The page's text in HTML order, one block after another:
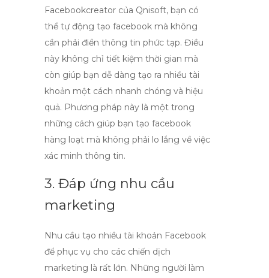
Facebookcreator của Qnisoft, bạn có
thể tự động tạo facebook mà không
cần phải điền thông tin phức tạp. Điều
này không chỉ tiết kiệm thời gian mà
còn giúp bạn dễ dàng tạo ra nhiều tài
khoản một cách nhanh chóng và hiệu
quả. Phương pháp này là một trong
những cách giúp bạn tạo facebook
hàng loạt mà không phải lo lắng về việc
xác minh thông tin.
3. Đáp ứng nhu cầu
marketing
Nhu cầu tạo nhiều tài khoản Facebook
để phục vụ cho các chiến dịch
marketing là rất lớn. Những người làm